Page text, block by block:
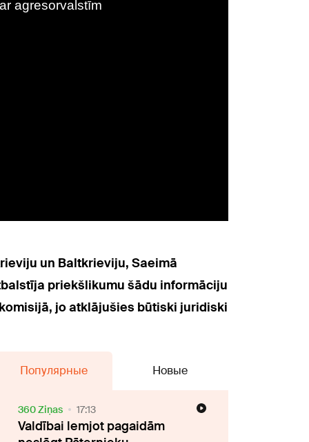
un Baltkrieviju, Saeimā
priekšlikumu šādu informāciju
jo atklājušies būtiski juridiski
Популярные Новые
360 Ziņas 17:13
Valdībai lemjot pagaidām